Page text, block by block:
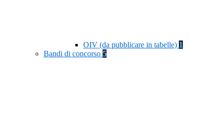
OIV (da pubblicare in tabelle) 1
Bandi di concorso 5